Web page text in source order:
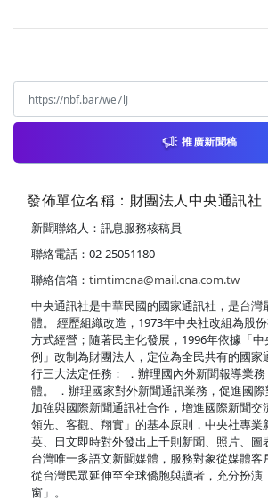
推廣新聞稿
發佈單位名稱：財團法人中央通訊社
新聞聯絡人：訊息服務核稿員
聯絡電話：02-25051180
聯絡信箱： timtimcna@mail.cna.com.tw
中央通訊社是中華民國的國家通訊社，是台灣
體。 經歷組織改造，1973年中央社改組為股
方式經營；隨著民主化發展，1996年依據「
例」改制為財團法人，定位為全民共有的國家
行三大法定任務： ．辦理國內外新聞報導業
體。 ．辦理國家對外新聞通訊業務，促進國際
加強與國際新聞通訊社合作，增進國際新聞交
領先、客觀、翔實」的基本原則，中央社專業
英、日文即時對外發出上千則新聞、照片、圖
台灣唯一多語文新聞媒體，服務對象從媒體客
從台灣民眾延伸至全球僑胞與讀者，充分扮演
窗」。